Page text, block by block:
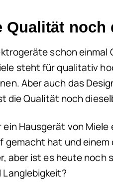
Qualität noch
schon
steht für qualitativ
Aber auch das
die Qualität noch
ein Hausgerät von
gemacht hat und
aber ist es heute noch